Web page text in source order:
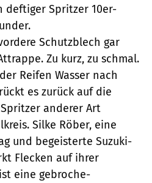
deftiger Spritzer 10er-
Schutzblech gar
Zu kurz, zu schmal.
Reifen Wasser nach
es zurück auf die
anderer Art
Silke Röber, eine
und begeisterte Suzuki-
Flecken auf ihrer
eine gebroche-